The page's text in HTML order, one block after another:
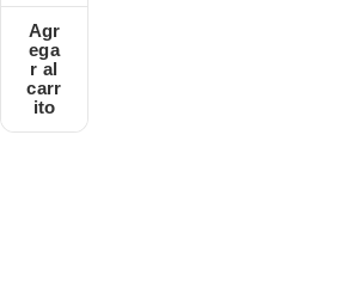
Agr
ega
r al
carr
ito